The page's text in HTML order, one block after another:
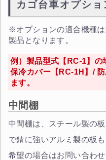
カゴ台車オプショ
※オプションの適合機種
製品となります。
例）製品型式【RC-1】の
保冷カバー【RC-1H】/
ます。
中間棚
中間棚は、スチール製の
で錆に強いアルミ製の板
希望の場合はお問い合わせ